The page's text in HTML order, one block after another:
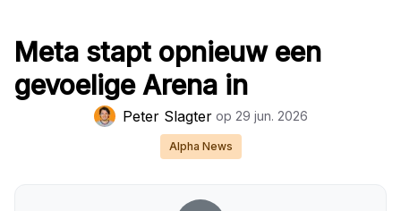
Meta stapt opnieuw een
gevoelige Arena in
Peter Slagter op 29 jun. 2026
Alpha News